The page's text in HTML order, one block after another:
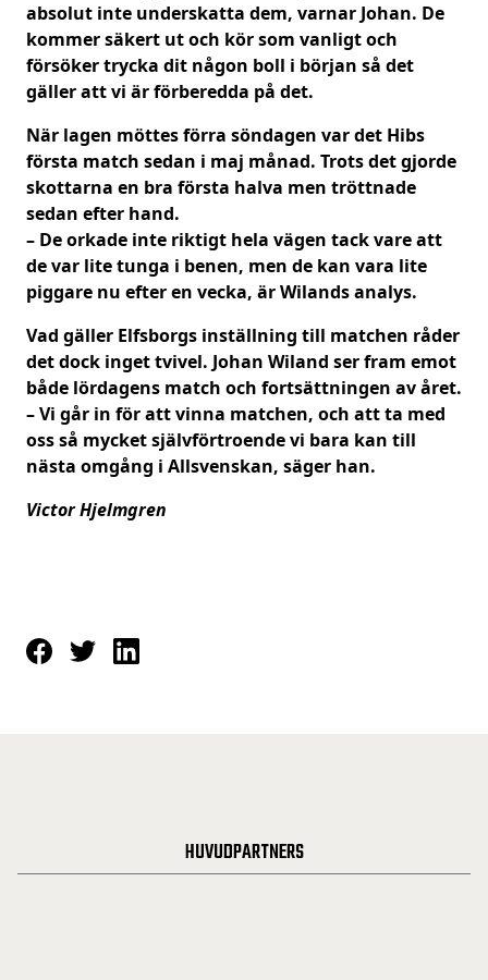
absolut inte underskatta dem, varnar Johan. De
kommer säkert ut och kör som vanligt och
försöker trycka dit någon boll i början så det
gäller att vi är förberedda på det.
När lagen möttes förra söndagen var det Hibs
första match sedan i maj månad. Trots det gjorde
skottarna en bra första halva men tröttnade
sedan efter hand.
– De orkade inte riktigt hela vägen tack vare att
de var lite tunga i benen, men de kan vara lite
piggare nu efter en vecka, är Wilands analys.
Vad gäller Elfsborgs inställning till matchen råder
det dock inget tvivel. Johan Wiland ser fram emot
både lördagens match och fortsättningen av året.
– Vi går in för att vinna matchen, och att ta med
oss så mycket självförtroende vi bara kan till
nästa omgång i Allsvenskan, säger han.
Victor Hjelmgren
HUVUDPARTNERS